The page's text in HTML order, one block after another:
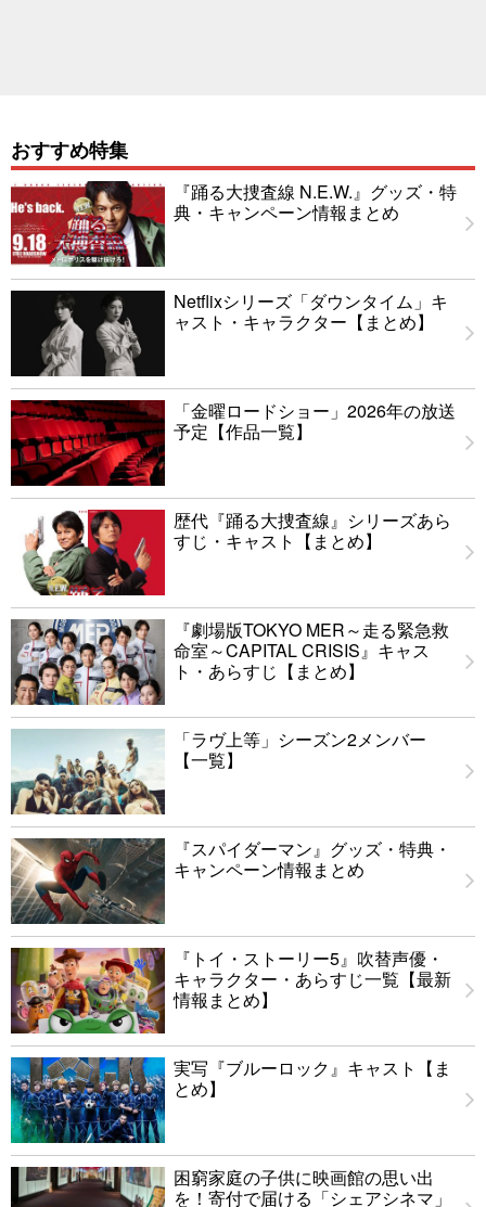
おすすめ特集
『踊る大捜査線 N.E.W.』グッズ・特
典・キャンペーン情報まとめ
Netflixシリーズ「ダウンタイム」キ
ャスト・キャラクター【まとめ】
「金曜ロードショー」2026年の放送
予定【作品一覧】
歴代『踊る大捜査線』シリーズあら
すじ・キャスト【まとめ】
『劇場版TOKYO MER～走る緊急救
命室～CAPITAL CRISIS』キャス
ト・あらすじ【まとめ】
「ラヴ上等」シーズン2メンバー
【一覧】
『スパイダーマン』グッズ・特典・
キャンペーン情報まとめ
『トイ・ストーリー5』吹替声優・
キャラクター・あらすじ一覧【最新
情報まとめ】
実写『ブルーロック』キャスト【ま
とめ】
困窮家庭の子供に映画館の思い出
を！寄付で届ける「シェアシネマ」